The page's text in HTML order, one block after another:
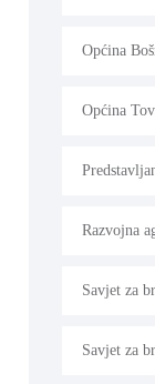
Općina
Općina
Razvojna
Savjet za
Savjet za